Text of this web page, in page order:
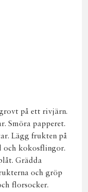
på ett rivjärn.
Smöra papperet.
Lägg frukten på
och kokosflingor.
Grädda
och gröp
florsocker.